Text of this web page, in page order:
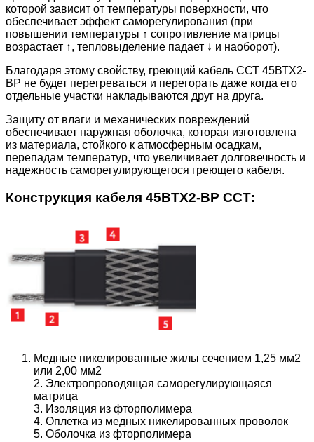
которой зависит от температуры поверхности, что
обеспечивает эффект саморегулирования (при
повышении температуры ↑ сопротивление матрицы
возрастает ↑, тепловыделение падает ↓ и наоборот).
Благодаря этому свойству, греющий кабель ССТ 45ВТХ2-
ВР не будет перегреваться и перегорать даже когда его
отдельные участки накладываются друг на друга.
Защиту от влаги и механических повреждений
обеспечивает наружная оболочка, которая изготовлена
из материала, стойкого к атмосферным осадкам,
перепадам температур, что увеличивает долговечность и
надежность саморегулирующегося греющего кабеля.
Конструкция кабеля 45BTX2-BP ССТ:
Медные никелированные жилы сечением 1,25 мм2
или 2,00 мм2
2. Электропроводящая саморегулирующаяся
матрица
3. Изоляция из фторполимера
4. Оплетка из медных никелированных проволок
5. Оболочка из фторполимера